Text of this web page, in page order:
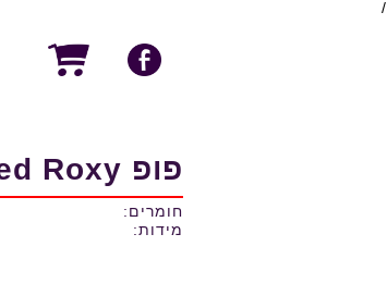
/
פופ Ruined Roxy
חומרים:
מידות: